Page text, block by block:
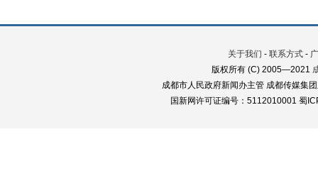
关于我们 - 联系方式 -
版权所有 (C) 2005—2021
成都市人民政府新闻办主管 成都传媒集
国新网许可证编号：5112010001 蜀